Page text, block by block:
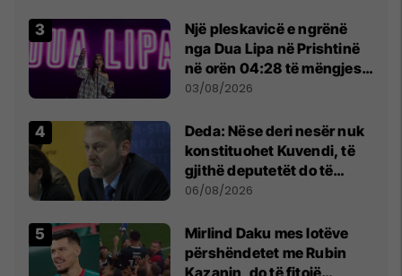
Një pleskavicë e ngrënë
nga Dua Lipa në Prishtinë
në orën 04:28 të mëngjesit
- dhe bota digjitale serbe
03/08/2026
Deda: Nëse deri nesër nuk
konstituohet Kuvendi, të
gjithë deputetët do të
bëjnë shkelje të rëndë
06/08/2026
Mirlind Daku mes lotëve
përshëndetet me Rubin
Kazanin, do të fitojë